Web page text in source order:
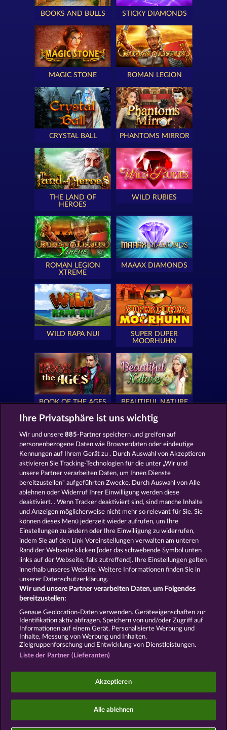
BOOKS AND BULLS STICKY DIAMONDS
MAGIC STONE ROMAN LEGION
CRYSTAL BALL PHANTOMS MIRROR
THE LAND OF
HEROES
WILD RUBIES
ROMAN LEGION
XTREME
MAAAX DIAMONDS
WILD RAPA NUI
SUPER DUPER
MOORHUHN
BOOK OF THE AGES BEAUTIFUL NATURE
SIMPLY THE BEST ROYAL SEVEN
GOLDEN EI OF
MOORHUHN
FOREVER
DIAMONDS
Alle Spiele zeigen
AGB Datenschutz und Cookie Richtlinien
Impressum
Widerruf einreichen
Social Casino Spiele dienen der reinen Unterhaltung
Erfolge bei Glücksspielen mit Geldeinsatz.
©2026 Whow Games GmbH
Ihre Privatsphäre ist uns wichtig
Wir und unsere885-Partner speichern und greifen auf
personenbezogene Daten wie Browserdaten oder eindeutige
Kennungen auf Ihrem Gerät zu . Durch Auswahl von Akzeptieren
aktivieren Sie Tracking-Technologien für die unter „Wir und
unsere Partner verarbeiten Daten, um Ihnen Dienste
bereitzustellen“ aufgeführten Zwecke. Durch Auswahl von Alle
ablehnen oder Widerruf Ihrer Einwilligung werden diese
deaktiviert. . Wenn Tracker deaktiviert sind, sind manche Inhalte
und Anzeigen möglicherweise nicht mehr so ​​relevant für Sie. Sie
können dieses Menü jederzeit wieder aufrufen, um Ihre
Einstellungen zu ändern oder Ihre Einwilligung zu widerrufen,
indem Sie auf den Link Voreinstellungen verwalten am unteren
Rand der Webseite klicken [oder das schwebende Symbol unten
links auf der Webseite, falls zutreffend]. Ihre Einstellungen gelten
innerhalb unseres Website. Weitere Informationen finden Sie in
unserer Datenschutzerklärung.
Wir und unsere Partner verarbeiten Daten, um Folgendes
bereitzustellen:
Genaue Geolocation-Daten verwenden. Geräteeigenschaften zur
Identifikation aktiv abfragen. Speichern von und/oder Zugriff auf
Informationen auf einem Gerät. Personalisierte Werbung und
Inhalte, Messung von Werbung und Inhalten,
Zielgruppenforschung und Entwicklung von Dienstleistungen.
Liste der Partner (Lieferanten)
Akzeptieren
Alle ablehnen